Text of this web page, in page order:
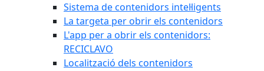
Sistema de contenidors intel·ligents
La targeta per obrir els contenidors
L'app per a obrir els contenidors:
RECICLAVO
Localització dels contenidors